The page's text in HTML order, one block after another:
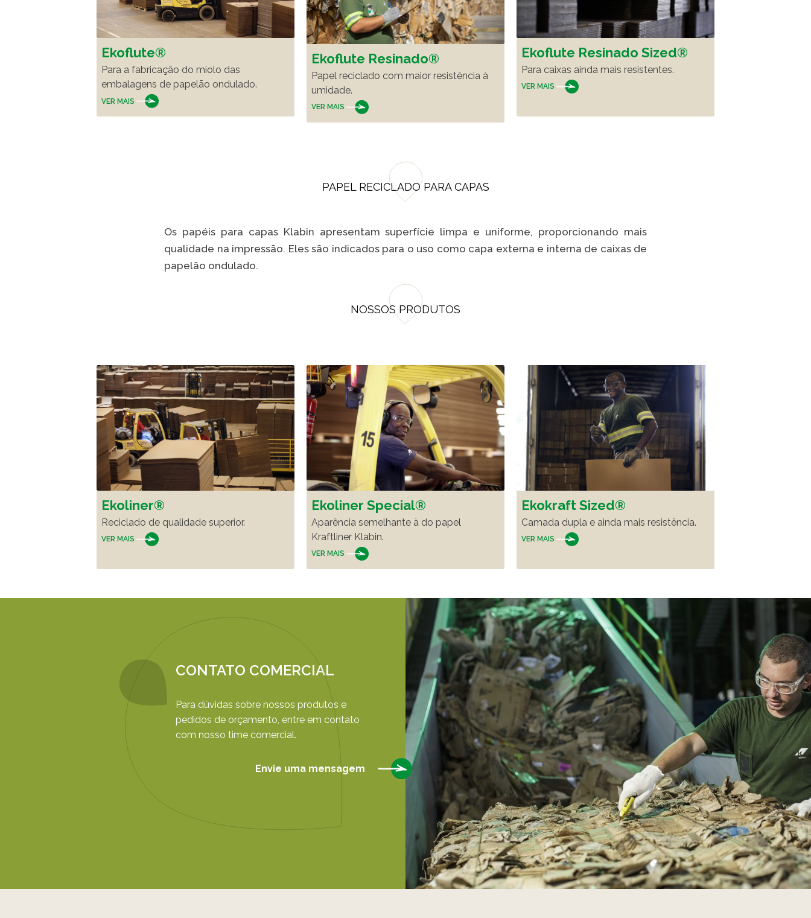
Ekoflute®
Para a fabricação do miolo das
embalagens de papelão ondulado.
VER MAIS
Ekoflute Resinado®
Papel reciclado com maior resistência à
umidade.
VER MAIS
Ekoflute Resinado Sized®
Para caixas ainda mais resistentes.
VER MAIS
PAPEL RECICLADO PARA CAPAS
Os papéis para capas Klabin apresentam superfície limpa e uniforme, proporcionando mais
qualidade na impressão. Eles são indicados para o uso como capa externa e interna de caixas de
papelão ondulado.
NOSSOS PRODUTOS
Ekoliner®
Reciclado de qualidade superior.
VER MAIS
Ekoliner Special®
Aparência semelhante à do papel
Kraftliner Klabin.
VER MAIS
Ekokraft Sized®
Camada dupla e ainda mais resistência.
VER MAIS
CONTATO COMERCIAL
Para dúvidas sobre nossos produtos e
pedidos de orçamento, entre em contato
com nosso time comercial.
Envie uma mensagem